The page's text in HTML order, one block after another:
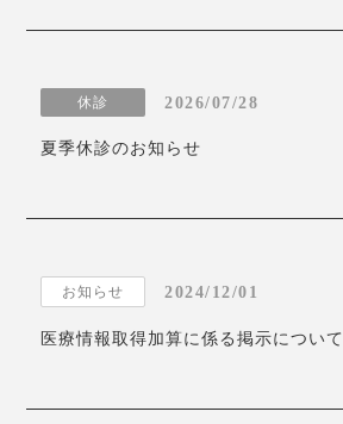
休診 2026/07/28
夏季休診のお知らせ
お知らせ 2024/12/01
医療情報取得加算に係る掲示について